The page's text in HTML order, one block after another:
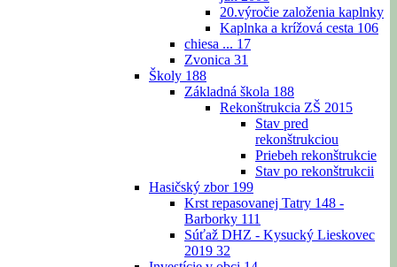
20.výročie založenia kaplnky
Kaplnka a krížová cesta 106
chiesa ... 17
Zvonica 31
Školy 188
Základná škola 188
Rekonštrukcia ZŠ 2015
Stav pred
rekonštrukciou
Priebeh rekonštrukcie
Stav po rekonštrukcii
Hasičský zbor 199
Krst repasovanej Tatry 148 -
Barborky 111
Súťaž DHZ - Kysucký Lieskovec
2019 32